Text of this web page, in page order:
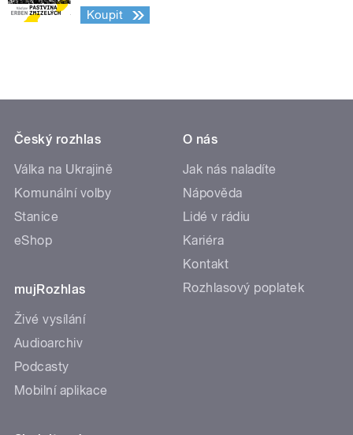
Koupit
Český rozhlas
Válka na Ukrajině
Komunální volby
Stanice
eShop
mujRozhlas
Živé vysílání
Audioarchiv
Podcasty
Mobilní aplikace
O nás
Jak nás naladíte
Nápověda
Lidé v rádiu
Kariéra
Kontakt
Rozhlasový poplatek